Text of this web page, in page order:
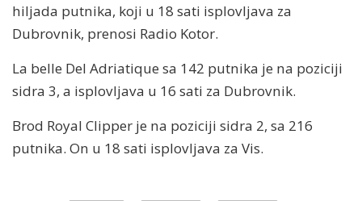
hiljada putnika, koji u 18 sati isplovljava za
Dubrovnik, prenosi Radio Kotor.
La belle Del Adriatique sa 142 putnika je na poziciji
sidra 3, a isplovljava u 16 sati za Dubrovnik.
Brod Royal Clipper je na poziciji sidra 2, sa 216
putnika. On u 18 sati isplovljava za Vis.